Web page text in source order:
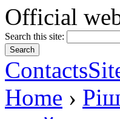
Official
Search this site:
Contacts
Home ›